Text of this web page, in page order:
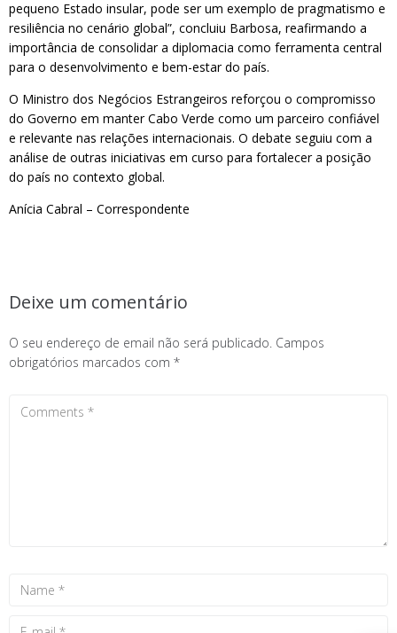
pequeno Estado insular, pode ser um exemplo de pragmatismo e
resiliência no cenário global”, concluiu Barbosa, reafirmando a
importância de consolidar a diplomacia como ferramenta central
para o desenvolvimento e bem-estar do país.
O Ministro dos Negócios Estrangeiros reforçou o compromisso
do Governo em manter Cabo Verde como um parceiro confiável
e relevante nas relações internacionais. O debate seguiu com a
análise de outras iniciativas em curso para fortalecer a posição
do país no contexto global.
Anícia Cabral – Correspondente
Deixe um comentário
O seu endereço de email não será publicado. Campos
obrigatórios marcados com *